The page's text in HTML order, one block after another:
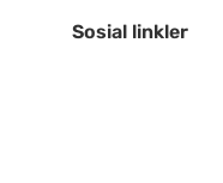
Sosial linkler